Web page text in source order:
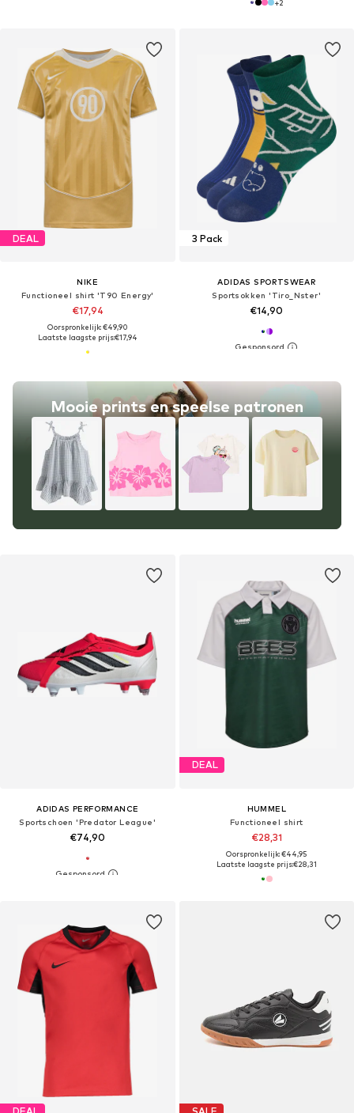
+2
DEAL
NIKE
Functioneel shirt 'T90 Energy'
€17,94
Oorspronkelijk: €49,90
Laatste laagste prijs:€17,94
Mooie prints en speelse patronen
3 Pack
ADIDAS SPORTSWEAR
Sportsokken 'Tiro_Nster'
€14,90
ADIDAS PERFORMANCE
Sportschoen 'Predator League'
€74,90
DEAL
HUMMEL
Functioneel shirt
€28,31
Oorspronkelijk: €44,95
Laatste laagste prijs:€28,31